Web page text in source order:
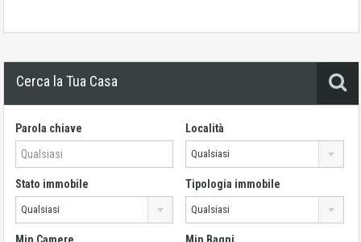
Cerca la Tua Casa
Parola chiave Località
Qualsiasi
Stato immobile
Qualsiasi
Tipologia immobile
Qualsiasi